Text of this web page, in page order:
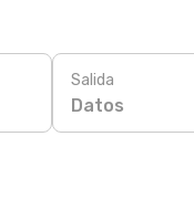
Salida
Datos